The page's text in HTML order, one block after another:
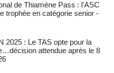
de Thiamène Pass : l'ASC
trophée en catégorie senior -
2025 : Le TAS opte pour la
attendue après le 8